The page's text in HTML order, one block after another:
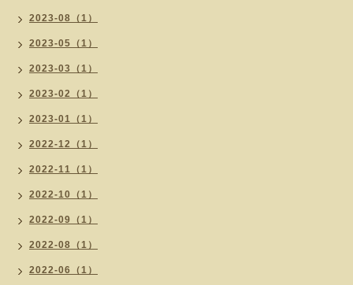
2023-08（1）
2023-05（1）
2023-03（1）
2023-02（1）
2023-01（1）
2022-12（1）
2022-11（1）
2022-10（1）
2022-09（1）
2022-08（1）
2022-06（1）